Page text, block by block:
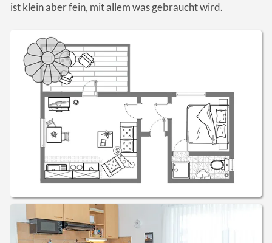
ist klein aber fein, mit allem was gebraucht wird.